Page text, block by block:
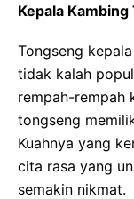
Kepala
Tongseng
tidak kalah
rempah-rempah
tongseng
Kuahnya yang
cita rasa yang
semakin nikmat.